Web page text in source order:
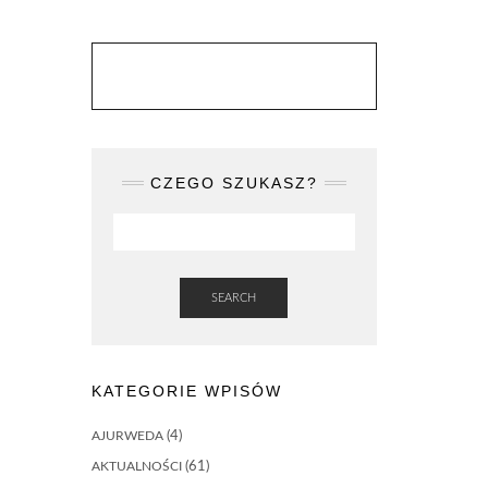
CZEGO SZUKASZ?
SEARCH
KATEGORIE WPISÓW
AJURWEDA(4)
AKTUALNOŚCI(61)